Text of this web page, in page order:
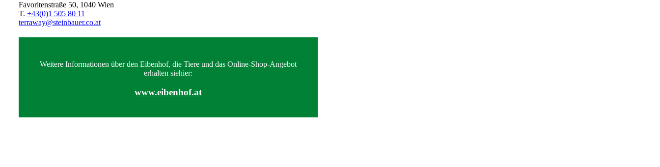
Favoritenstraße 50, 1040 Wien
T. +43(0)1 505 80 11
terraway@steinbauer.co.at
Weitere Informationen über den Eibenhof, die Tiere und das Online-Shop-Angebot
erhalten siehier:
www.eibenhof.at